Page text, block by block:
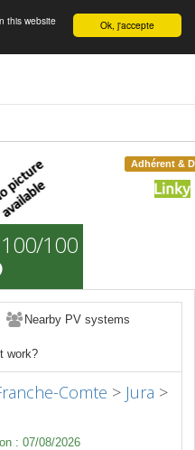
English Ok, j'accepte
this website
Adhérent &
100
Nearby PV systems
work?
Comte > Jura >
: 07/08/2026